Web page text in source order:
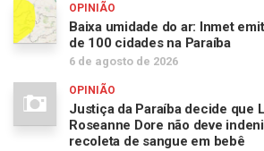
OPINIÃO
Baixa umidade do ar: Inmet
de 100 cidades na Paraíba
6 de agosto de 2026
OPINIÃO
Justiça da Paraíba decide que
Roseanne Dore não deve
recoleta de sangue em bebê